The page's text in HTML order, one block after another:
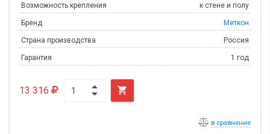
Возможность крепления к стене и полу
Бренд Меткон
Страна производства Россия
Гарантия 1 год
13 316 
в сравнение